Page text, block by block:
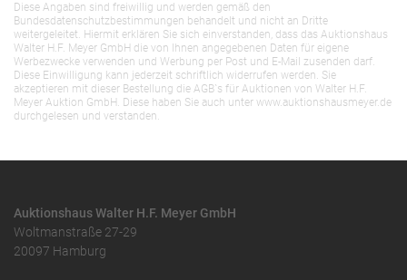
Diese Angaben sind freiwillig und werden gemäß den
Bundesdatenschutzbestimmungen behandelt und nicht an Dritte
weitergeleitet. Hiermit erklären Sie sich einverstanden, dass das Auktionshaus
Walter H.F. Meyer GmbH die von Ihnen angegebenen Daten für eigene
Werbezwecke verwenden und Werbung per Post und E-Mail zusenden darf.
Diese Einwilligung kann jederzeit schriftlich widerrufen werden. Sie
akzeptieren mit dieser Bestellung die AGB`s für Auktionen von Walter H.F.
Meyer Auktion GmbH. Diese haben Sie auch unter www.auktionshausmeyer.de
durchgelesen und verstanden.
Auktionshaus Walter H.F. Meyer GmbH
Woltmanstraße 27-29
20097 Hamburg